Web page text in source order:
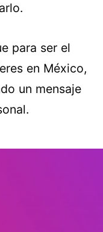
para ser el
en México,
un mensaje